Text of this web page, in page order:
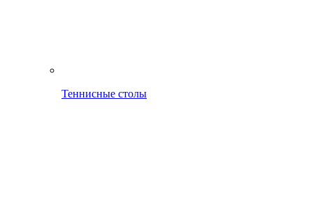
Теннисные столы